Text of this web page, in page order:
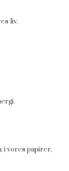
liv.
, i vores papirer,